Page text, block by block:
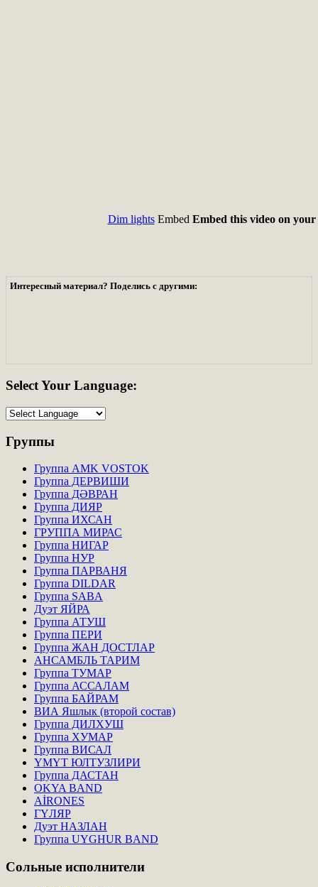
Dim lightsEmbed Embed this video on your
Интересный материал? Поделись с другими:
SelectYour Language:
Группы
Группа AMK VOSTOK
Группа ДЕРВИШИ
Группа ДӘВРАН
Группа ДИЯР
Группа ИХСАН
ГРУППА МИРАС
Группа НИГАР
Группа НУР
Группа ПАРВАНЯ
Группа DILDAR
Группа SABA
Дуэт ЯЙРА
Группа АТУШ
Группа ПЕРИ
Группа ЖАН ДОСТЛАР
АНСАМБЛЬ ТАРИМ
Группа ТУМАР
Группа АССАЛАМ
Группа БАЙРАМ
ВИА Яшлык (второй состав)
Группа ДИЛХУШ
Группа ХУМАР
Группа ВИСАЛ
ҮМҮТ ЮЛТУЗЛИРИ
Группа ДАСТАН
OKYA BAND
AİRONES
ГҮЛЯР
Дуэт НАЗЛАН
Группа UYGHUR BAND
Сольные исполнители